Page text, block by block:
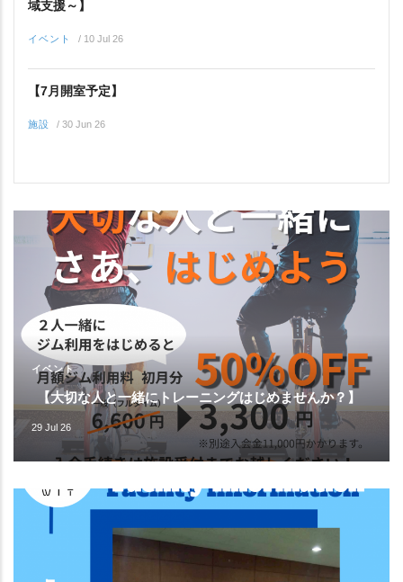
域支援～】
イベント / 10 Jul 26
【7月開室予定】
施設 / 30 Jun 26
イベント
【大切な人と一緒にトレーニングはじめませんか？】
29 Jul 26